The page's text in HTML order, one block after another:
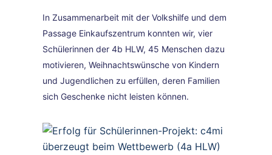
In Zusammenarbeit mit der Volkshilfe und dem
Passage Einkaufszentrum konnten wir, vier
Schülerinnen der 4b HLW, 45 Menschen dazu
motivieren, Weihnachtswünsche von Kindern
und Jugendlichen zu erfüllen, deren Familien
sich Geschenke nicht leisten können.